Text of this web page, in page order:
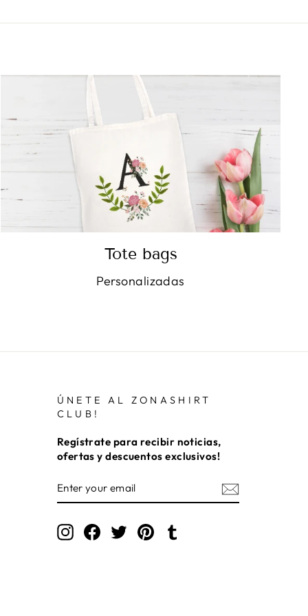
los resultados y
claramente.
Tote bags
Personalizadas
ÚNETE AL ZONASHIRT
CLUB!
Regístrate para recibir noticias,
ofertas y descuentos exclusivos!
YOUR
EMAIL
InstagramFacebook
TwitterPinterest